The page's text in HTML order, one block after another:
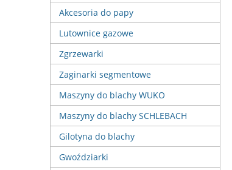
Akcesoria do papy
Lutownice gazowe
Zgrzewarki
Zaginarki segmentowe
Maszyny do blachy WUKO
Maszyny do blachy SCHLEBACH
Gilotyna do blachy
Gwoździarki